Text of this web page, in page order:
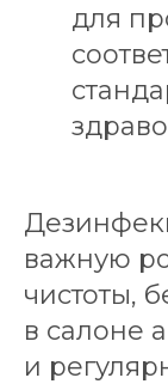
для
важную
чистоты,
в салоне
и